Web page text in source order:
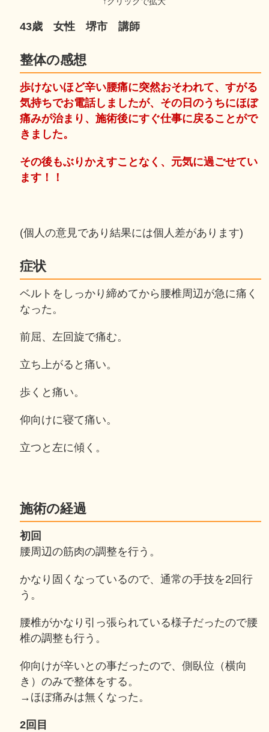
43歳 女性 堺市 講師
整体の感想
歩けないほど辛い腰痛に突然おそわれて、すがる
気持ちでお電話しましたが、その日のうちにほぼ
痛みが治まり、施術後にすぐ仕事に戻ることがで
きました。
その後もぶりかえすことなく、元気に過ごせてい
ます！！
(個人の意見であり結果には個人差があります)
症状
ベルトをしっかり締めてから腰椎周辺が急に痛く
なった。
前屈、左回旋で痛む。
立ち上がると痛い。
歩くと痛い。
仰向けに寝て痛い。
立つと左に傾く。
施術の経過
初回
腰周辺の筋肉の調整を行う。
かなり固くなっているので、通常の手技を2回行
う。
腰椎がかなり引っ張られている様子だったので腰
椎の調整も行う。
仰向けが辛いとの事だったので、側臥位（横向
き）のみで整体をする。
→ほぼ痛みは無くなった。
2回目